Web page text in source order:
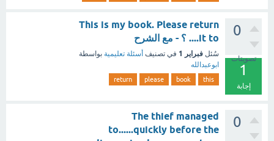
0
تصويتات
1
إجابة
This is my book. Please return
it to.... ؟ - مع الشرح
سُئل فبراير 1 في تصنيف أسئلة تعليمية بواسطة
ابوعبدالله
this
book
please
return
0
The thief managed
to......quickly before the